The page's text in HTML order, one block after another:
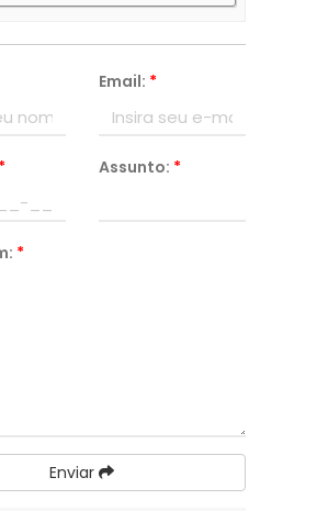
Email: *
* Assunto: *
*
Enviar